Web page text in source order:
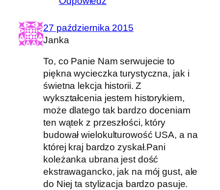
27 października 2015
Janka
To, co Panie Nam serwujecie to
piękna wycieczka turystyczna, jak i
świetna lekcja historii. Z
wykształcenia jestem historykiem,
może dlatego tak bardzo doceniam
ten wątek z przeszłości, który
budował wielokulturowość USA, a na
której kraj bardzo zyskał.Pani
koleżanka ubrana jest dość
ekstrawagancko, jak na mój gust, ale
do Niej ta stylizacja bardzo pasuje.